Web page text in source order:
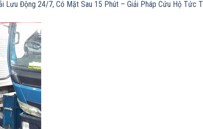
Lưu Động 24/7, Có Mặt Sau 15 Phút – Giải Pháp Cứu Hộ Tức